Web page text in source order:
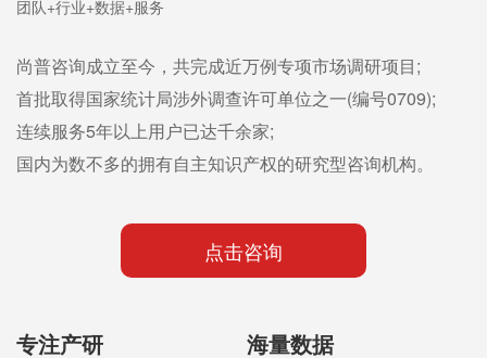
团队+行业+数据+服务
尚普咨询成立至今，共完成近万例专项市场调研项目;
首批取得国家统计局涉外调查许可单位之一(编号0709);
连续服务5年以上用户已达千余家;
国内为数不多的拥有自主知识产权的研究型咨询机构。
点击咨询
专注产研 海量数据